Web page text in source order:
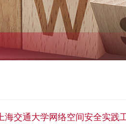
上海交通大学网络空间安全实